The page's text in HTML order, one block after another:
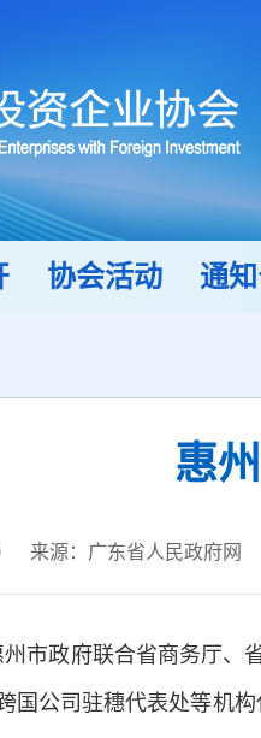
协会活动 通
惠
来源：广东省人民政府网
政府联合省商务厅、省
国公司驻穗代表处等机